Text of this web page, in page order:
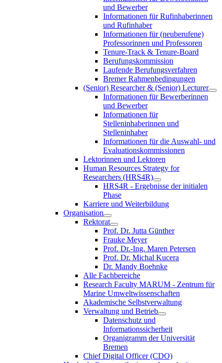
und Bewerber
Informationen für Rufinhaberinnen
und Rufinhaber
Informationen für (neuberufene)
Professorinnen und Professoren
Tenure-Track & Tenure-Board
Berufungskommission
Laufende Berufungsverfahren
Bremer Rahmenbedingungen
(Senior) Researcher & (Senior) Lecturer
Informationen für Bewerberinnen
und Bewerber
Informationen für
Stelleninhaberinnen und
Stelleninhaber
Informationen für die Auswahl- und
Evaluationskommissionen
Lektorinnen und Lektoren
Human Resources Strategy for
Researchers (HRS4R)
HRS4R - Ergebnisse der initialen
Phase
Karriere und Weiterbildung
Organisation
Rektorat
Prof. Dr. Jutta Günther
Frauke Meyer
Prof. Dr.-Ing. Maren Petersen
Prof. Dr. Michal Kucera
Dr. Mandy Boehnke
Alle Fachbereiche
Research Faculty MARUM - Zentrum für
Marine Umweltwissenschaften
Akademische Selbstverwaltung
Verwaltung und Betrieb
Datenschutz und
Informationssicherheit
Organigramm der Universität
Bremen
Chief Digital Officer (CDO)